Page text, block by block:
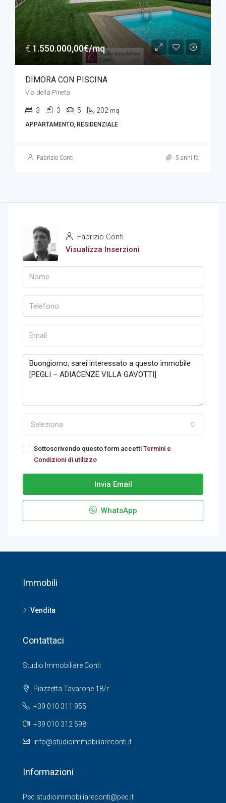
€1.550.000,00€/mq
DIMORA CON PISCINA
Via della Pineta
3 3 5 202 mq
APPARTAMENTO, RESIDENZIALE
Fabrizio Conti 5 anni fa
Fabrizio Conti
Visualizza Inserzioni
Seleziona
Sottoscrivendo questo form accetti Termini e
Condizioni di utilizzo
Invia Email
WhatsApp
Immobili
Vendita
Contattaci
Studio Immobiliare Conti
Piazzetta Tavarone 18/r
+39 010 311 955
+39 010 312 598
info@studioimmobiliareconti.it
Informazioni
Pec studioimmobiliareconti@pec.it